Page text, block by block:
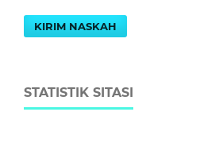
KIRIM NASKAH
STATISTIK SITASI